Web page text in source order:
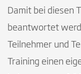
Damit bei diesen
beantwortet
Teilnehmer und
Training einen